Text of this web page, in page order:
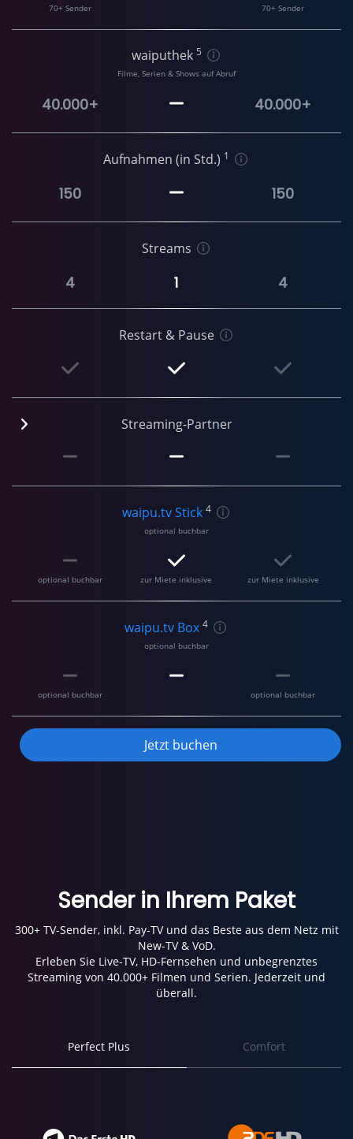
70+ Sender 70+ Sender
waiputhek 5
Filme, Serien & Shows auf Abruf
40.000+ 40.000+
Aufnahmen (in Std.) 1
150 150
Streams
4 1 4
Restart & Pause
Streaming-Partner
waipu.tv Stick 4
optional buchbar
optional buchbar zur Miete inklusive zur Miete inklusive
waipu.tv Box 4
optional buchbar
optional buchbar optional buchbar
Jetzt buchen
Sender in Ihrem Paket
300+ TV-Sender, inkl. Pay-TV und das Beste aus dem Netz mit
New-TV & VoD.
Erleben Sie Live-TV, HD-Fernsehen und unbegrenztes
Streaming von 40.000+ Filmen und Serien. Jederzeit und
überall.
Perfect Plus Comfort